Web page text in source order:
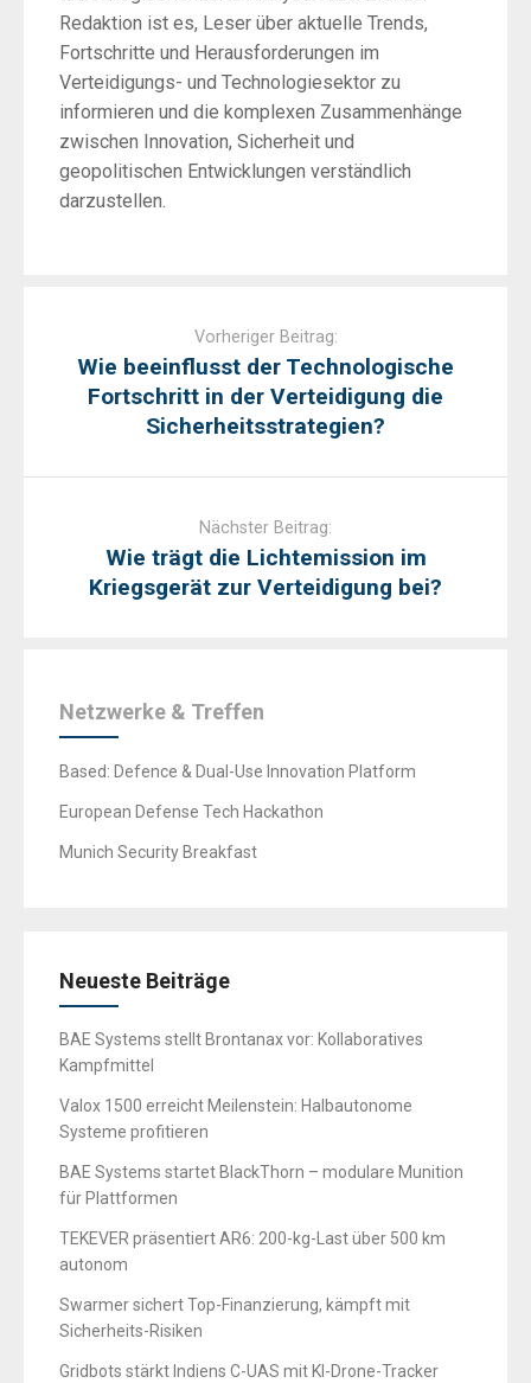
Redaktion ist es, Leser über aktuelle Trends,
Fortschritte und Herausforderungen im
Verteidigungs- und Technologiesektor zu
informieren und die komplexen Zusammenhänge
zwischen Innovation, Sicherheit und
geopolitischen Entwicklungen verständlich
darzustellen.
Vorheriger Beitrag:
Wie beeinflusst der Technologische
Fortschritt in der Verteidigung die
Sicherheitsstrategien?
Nächster Beitrag:
Wie trägt die Lichtemission im
Kriegsgerät zur Verteidigung bei?
Netzwerke & Treffen
Based: Defence & Dual-Use Innovation Platform
European Defense Tech Hackathon
Munich Security Breakfast
Neueste Beiträge
BAE Systems stellt Brontanax vor: Kollaboratives
Kampfmittel
Valox 1500 erreicht Meilenstein: Halbautonome
Systeme profitieren
BAE Systems startet BlackThorn – modulare Munition
für Plattformen
TEKEVER präsentiert AR6: 200-kg-Last über 500 km
autonom
Swarmer sichert Top-Finanzierung, kämpft mit
Sicherheits-Risiken
Gridbots stärkt Indiens C-UAS mit KI-Drone-Tracker